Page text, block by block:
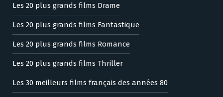
Les 20 plus grands films Drame
Les 20 plus grands films Fantastique
Les 20 plus grands films Romance
Les 20 plus grands films Thriller
Les 30 meilleurs films français des années 80